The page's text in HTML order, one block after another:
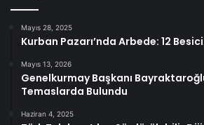
Mayıs 28, 2025
Kurban Pazarı’nda Arbede: 12
Mayıs 13, 2026
Genelkurmay Başkanı
Temaslarda Bulundu
Haziran 4, 2025